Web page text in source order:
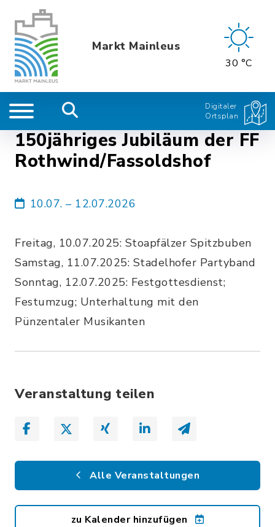
Markt Mainleus
30 °C
Digitaler
Ortsplan
150jähriges Jubiläum der FF
Rothwind/Fassoldshof
10.07. – 12.07.2026
Freitag, 10.07.2025: Stoapfälzer Spitzbuben
Samstag, 11.07.2025: Stadelhofer Partyband
Sonntag, 12.07.2025: Festgottesdienst;
Festumzug; Unterhaltung mit den
Pünzentaler Musikanten
Veranstaltung teilen
Alle Veranstaltungen
zu Kalender hinzufügen